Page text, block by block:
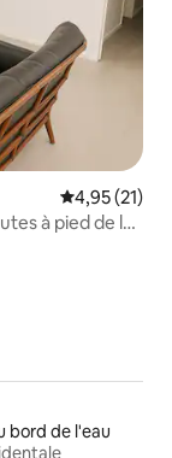
Évaluation
4,95 (21)
à pied de la
bord de l'eau